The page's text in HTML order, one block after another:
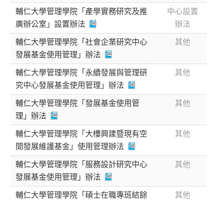
輔仁大學管理學院「產學實務研究及推
廣辦公室」設置辦法
中心設置
辦法
輔仁大學管理學院「社會企業研究中心
發展基金使用管理」辦法
其他
輔仁大學管理學院「永續發展與管理研
究中心發展基金使用管理」辦法
其他
輔仁大學管理學院「發展基金使用管
理」辦法
其他
輔仁大學管理學院「大樓興建暨現有空
間發展維護基金」使用管理辦法
其他
輔仁大學管理學院「服務設計研究中心
發展基金使用管理」辦法
其他
輔仁大學管理學院「碩士在職專班結餘
其他